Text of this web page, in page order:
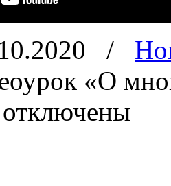
/
«О
отключены